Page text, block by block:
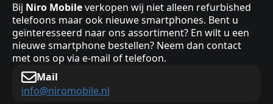
Bij Niro Mobileverkopen wij niet alleen refurbished
telefoons maar ook nieuwe smartphones. Bent u
geïnteresseerd naar ons assortiment? En wilt u een
nieuwe smartphone bestellen? Neem dan contact
met ons op via e-mail of telefoon.
Mail
info@niromobile.nl